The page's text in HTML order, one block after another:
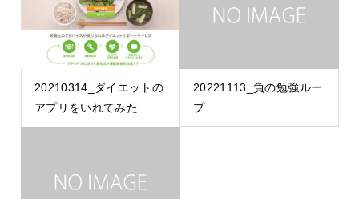
20210314_ダイエットの
アプリをいれてみた
20221113_負の勉強ルー
プ